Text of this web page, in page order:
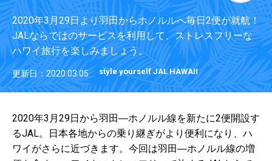
2020年3月29日より羽田からホノルルへ毎日2便が就航！
JALならではのサービスを利用して、ストレスフリーな
ハワイ旅行を楽しみましょう。
更新日：2020.03.05 style yourself JAL HAWAII
2020年3月29日から羽田―ホノルル線を新たに2便開設す
るJAL。日本各地からの乗り継ぎがより便利になり、ハ
ワイがさらに近づきます。今回は羽田―ホノルル線の増